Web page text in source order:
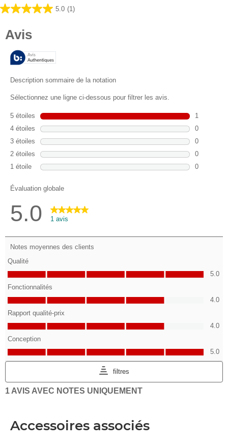
5.0 (1)
5.0
avis
Accessoires associés